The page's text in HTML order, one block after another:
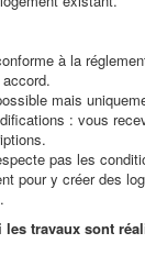
à la
mais
: vous
pas les
pour y créer des
travaux sont